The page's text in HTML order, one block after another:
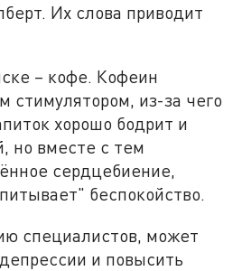
Их слова приводит
– кофе. Кофеин
стимулятором, из-за чего
хорошо бодрит и
но вместе с тем
сердцебиение,
беспокойство.
специалистов, может
и повысить